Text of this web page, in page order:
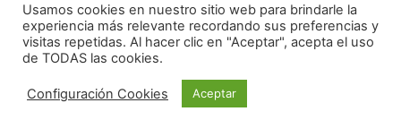
Usamos cookies en nuestro sitio web para brindarle la
experiencia más relevante recordando sus preferencias y
visitas repetidas. Al hacer clic en "Aceptar", acepta el uso
de TODAS las cookies.
Configuración Cookies Aceptar